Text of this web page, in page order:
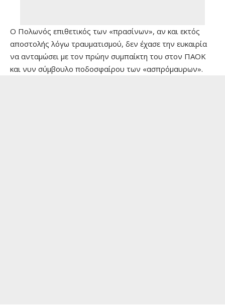
Ο Πολωνός επιθετικός των «πρασίνων», αν και εκτός
αποστολής λόγω τραυματισμού, δεν έχασε την ευκαιρία
να ανταμώσει με τον πρώην συμπαίκτη του στον ΠΑΟΚ
και νυν σύμβουλο ποδοσφαίρου των «ασπρόμαυρων».